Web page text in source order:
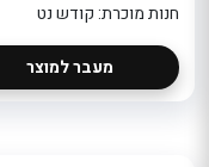
חנות מוכרת: קודש נט
מעבר למוצר